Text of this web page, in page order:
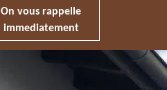
On vous rappelle
immediatement